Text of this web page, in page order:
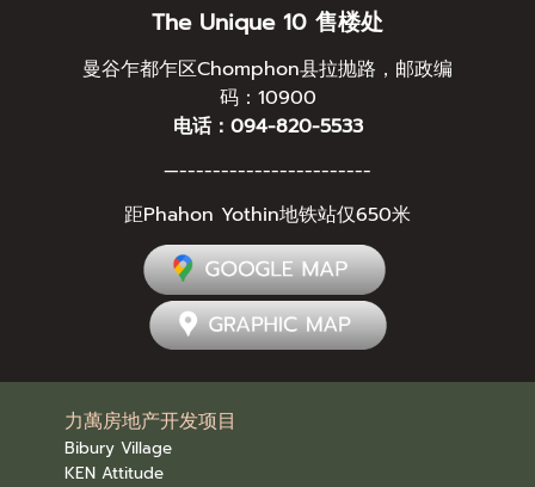
The Unique 10 售楼处
曼谷乍都乍区Chomphon县拉抛路，邮政编
码：10900
电话：094-820-5533
—-----------------------
距Phahon Yothin地铁站仅650米
力萬房地产开发项目
Bibury Village
KEN Attitude